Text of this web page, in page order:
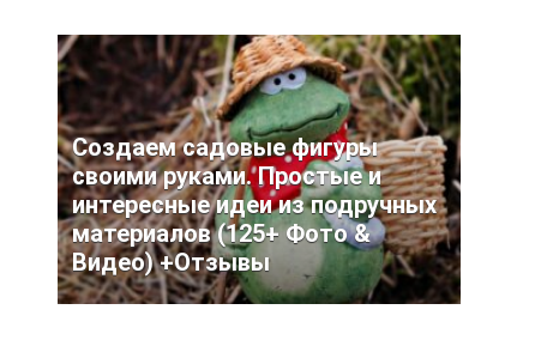
Создаем садовые фигуры
своими руками. Простые и
интересные идеи из подручных
материалов (125+ Фото &
Видео) +Отзывы